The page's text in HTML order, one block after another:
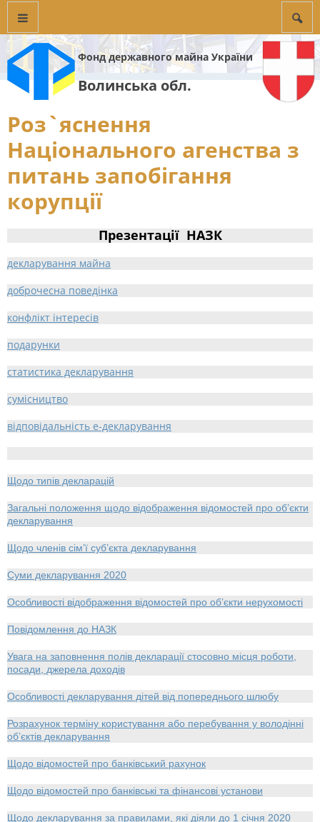
Фонд державного майна України
Волинська обл.
Роз`яснення
Національного агенства з
питань запобігання
корупції
Презентації НАЗК
декларування майна
доброчесна поведінка
конфлікт інтересів
подарунки
статистика декларування
сумісництво
відповідальність е-декларування
Щодо типів декларацій
Загальні положення щодо відображення відомостей про об’єкти
декларування
Щодо членів сім’ї суб’єкта декларування
Суми декларування 2020
Особливості відображення відомостей про об’єкти нерухомості
Повідомлення до НАЗК
Увага на заповнення полів декларації стосовно місця роботи,
посади, джерела доходів
Особливості декларування дітей від попереднього шлюбу
Розрахунок терміну користування або перебування у володінні
об’єктів декларування
Щодо відомостей про банківський рахунок
Щодо відомостей про банківські та фінансові установи
Щодо декларування за правилами, які діяли до 1 січня 2020